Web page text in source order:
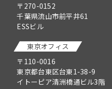
〒270-0152
千葉県流山市前平井61
ESSビル
東京オフィス
〒110-0016
東京都台東区台東1-38-9
イトーピア清洲橋通ビル3階